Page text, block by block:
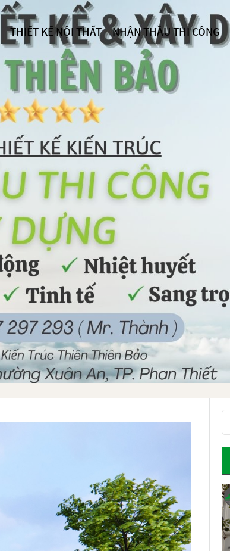
THIẾT KẾ NỘI THẤT NHẬN THẦU THI CÔNG